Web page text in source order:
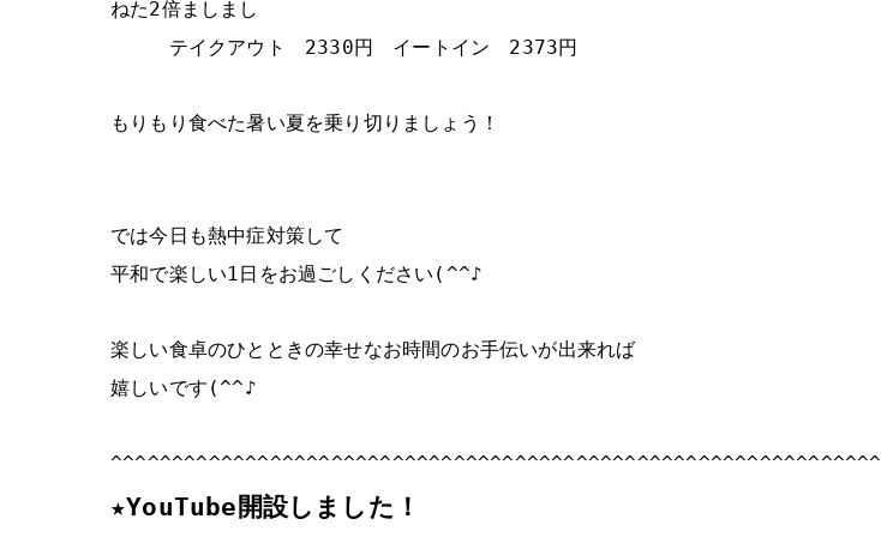
ねた2倍ましまし
テイクアウト 2330円 イートイン 2373円
もりもり食べた暑い夏を乗り切りましょう！
では今日も熱中症対策して
平和で楽しい1日をお過ごしください(^^♪
楽しい食卓のひとときの幸せなお時間のお手伝いが出来れば
嬉しいです(^^♪
^^^^^^^^^^^^^^^^^^^^^^^^^^^^^^^^^^^^^^^^^^^^^^^^^^^^^^^^^^^^^^^
★YouTube開設しました！